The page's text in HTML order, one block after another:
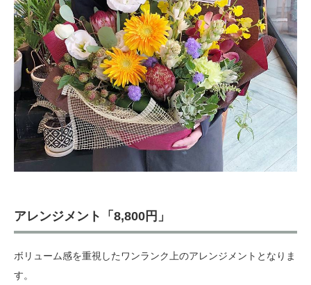
アレンジメント「8,800円」
ボリューム感を重視したワンランク上のアレンジメントとなりま
す。